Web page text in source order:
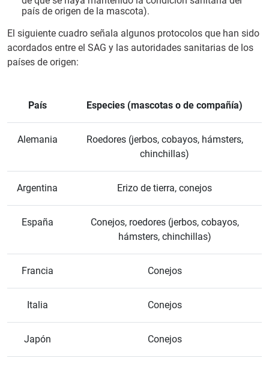
país de origen de la mascota).
El siguiente cuadro señala algunos protocolos que han sido
acordados entre el SAG y las autoridades sanitarias de los
países de origen:
País Especies (mascotas o de compañía)
Alemania
Roedores (jerbos, cobayos, hámsters,
chinchillas)
Argentina Erizo de tierra, conejos
España
Conejos, roedores (jerbos, cobayos,
hámsters, chinchillas)
Francia Conejos
Italia Conejos
Japón Conejos